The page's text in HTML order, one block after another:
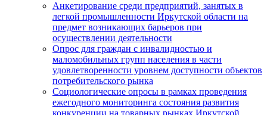
Анкетирование среди предприятий, занятых в
легкой промышленности Иркутской области на
предмет возникающих барьеров при
осуществлении деятельности
Опрос для граждан с инвалидностью и
маломобильных групп населения в части
удовлетворенности уровнем доступности объектов
потребительского рынка
Социологические опросы в рамках проведения
ежегодного мониторинга состояния развития
конкуренции на товарных рынках Иркутской